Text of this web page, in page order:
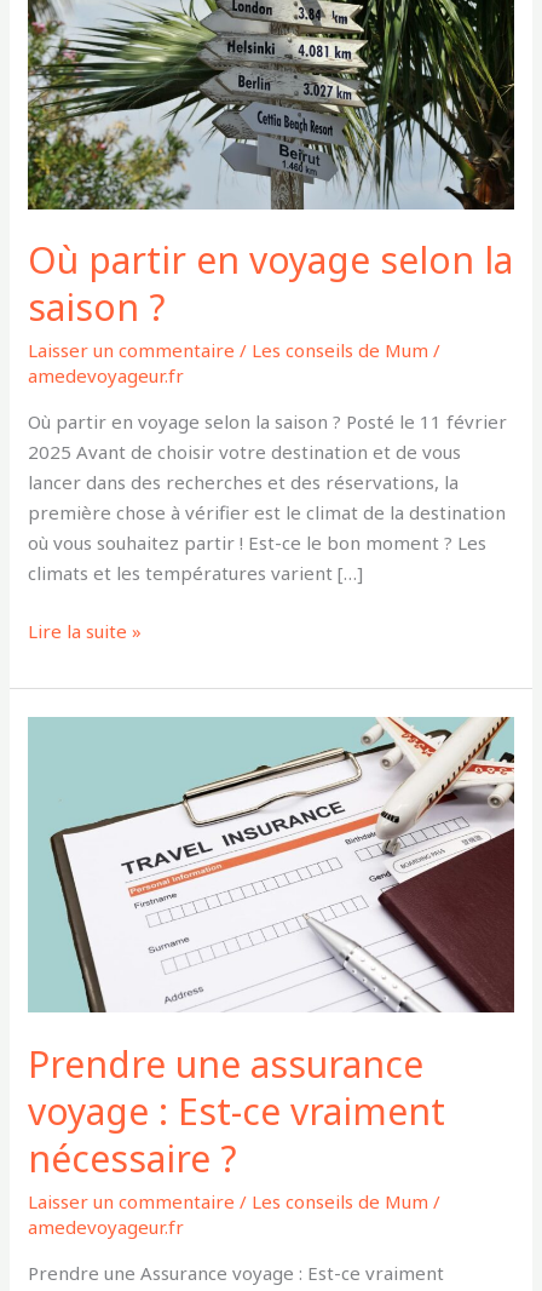
Où partir en voyage selon la
saison ?
Laisser un commentaire / Les conseils de Mum /
amedevoyageur.fr
Où partir en voyage selon la saison ? Posté le 11 février
2025 Avant de choisir votre destination et de vous
lancer dans des recherches et des réservations, la
première chose à vérifier est le climat de la destination
où vous souhaitez partir ! Est-ce le bon moment ? Les
climats et les températures varient […]
selon
la
saison
?
Lire la suite »
Prendre une assurance
voyage : Est-ce vraiment
nécessaire ?
Laisser un commentaire / Les conseils de Mum /
amedevoyageur.fr
Prendre une Assurance voyage : Est-ce vraiment
voyage
Est-
vraiment
nécessaire